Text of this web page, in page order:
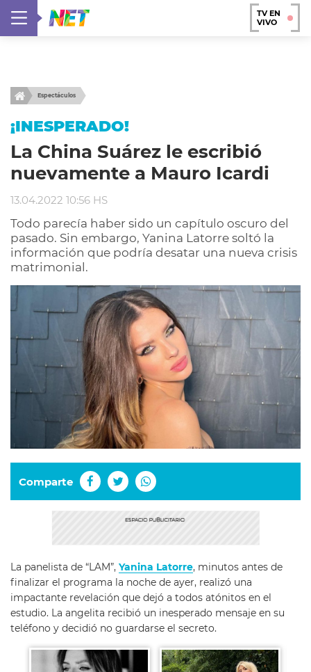
TV EN
VIVO
Espectáculos
¡INESPERADO!
La China Suárez le escribió
nuevamente a Mauro Icardi
13.04.2022 10:56 HS
Todo parecía haber sido un capítulo oscuro del
pasado. Sin embargo, Yanina Latorre soltó la
información que podría desatar una nueva crisis
matrimonial.
Comparte
La panelista de “LAM”, Yanina Latorre, minutos antes de
finalizar el programa la noche de ayer, realizó una
impactante revelación que dejó a todos atónitos en el
estudio. La angelita recibió un inesperado mensaje en su
teléfono y decidió no guardarse el secreto.